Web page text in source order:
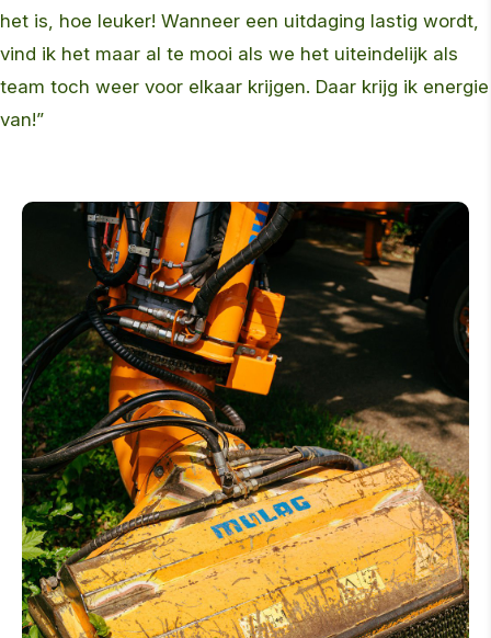
het is, hoe leuker! Wanneer een uitdaging lastig wordt,
vind ik het maar al te mooi als we het uiteindelijk als
team toch weer voor elkaar krijgen. Daar krijg ik energie
van!”